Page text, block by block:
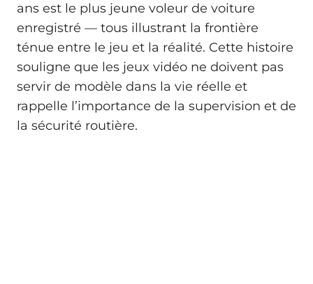
ans est le plus jeune voleur de voiture
enregistré — tous illustrant la frontière
ténue entre le jeu et la réalité. Cette histoire
souligne que les jeux vidéo ne doivent pas
servir de modèle dans la vie réelle et
rappelle l’importance de la supervision et de
la sécurité routière.